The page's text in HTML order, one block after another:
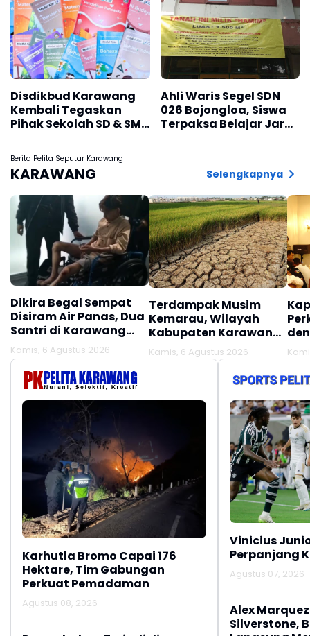
Disdikbud Karawang
Kembali Tegaskan
Pihak Sekolah SD & SMP
Jual LKS, Bola
Melanggar Pasti Kena
Sanksi
Ahli Waris Segel SDN
026 Bojongloa, Siswa
Terpaksa Belajar Jarak
Berita Pelita Seputar Karawang
KARAWANG Selengkapnya
Dikira Begal Sempat
Disiram Air Panas, Dua
Santri di Karawang
Terluka Akibat Aksi
Oknum Linmas
Kamis, 6 Agustus 2026
Terdampak Musim
Kemarau, Wilayah
Kabupaten Karawang
Kekeringan Makin
Meluas
Kamis, 6 Agustus 2026
Karhutla Bromo Capai 176
Hektare, Tim Gabungan
Perkuat Pemadaman
Agustus 08, 2026
Vinicius
Perpanjang
Agustus 07, 2026
Alex
Silverstone,